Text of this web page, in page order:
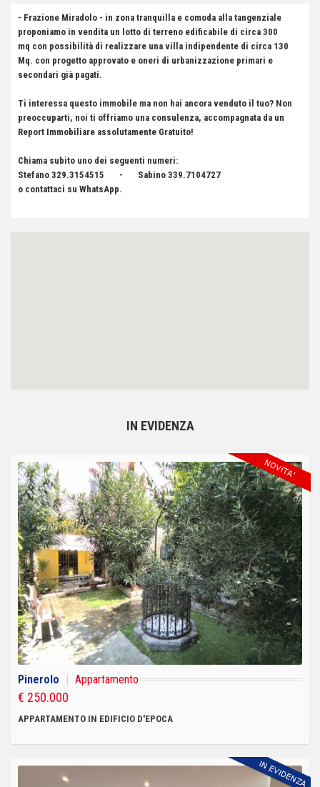
- Frazione Miradolo - in zona tranquilla e comoda alla tangenziale
proponiamo in vendita un lotto di terreno edificabile di circa 300
mq con possibilità di realizzare una villa indipendente di circa 130
Mq. con progetto approvato e oneri di urbanizzazione primari e
secondari già pagati.
Ti interessa questo immobile ma non hai ancora venduto il tuo? Non
preoccuparti, noi ti offriamo una consulenza, accompagnata da un
Report Immobiliare assolutamente Gratuito!
Chiama subito uno dei seguenti numeri:
Stefano 329.3154515 - Sabino 339.7104727
o contattaci su WhatsApp.
IN EVIDENZA
Pinerolo Appartamento
€ 250.000
APPARTAMENTO IN EDIFICIO D'EPOCA